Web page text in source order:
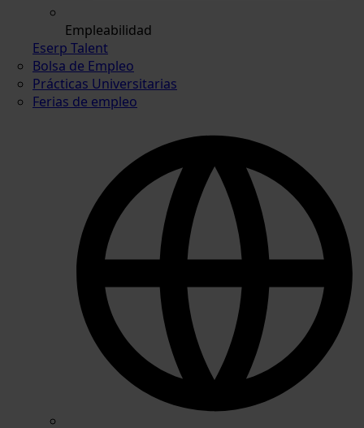
Empleabilidad
Eserp Talent
Bolsa de Empleo
Prácticas Universitarias
Ferias de empleo